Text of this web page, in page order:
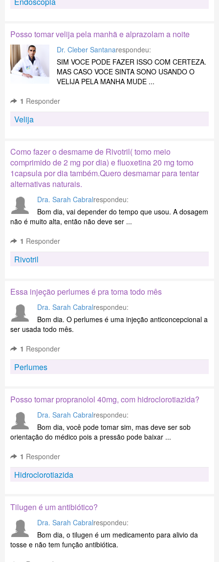
Posso tomar velija pela manhã e alprazolam a noite
Dr. Cleber Santanarespondeu:
SIM VOCE PODE FAZER ISSO COM CERTEZA.
MAS CASO VOCE SINTA SONO USANDO O
VELIJA PELA MANHA MUDE ...
1 Responder
Velija
Como fazer o desmame de Rivotril( tomo meio
comprimido de 2 mg por dia) e fluoxetina 20 mg tomo
1capsula por dia também.Quero desmamar para tentar
alternativas naturais.
Dra. Sarah Cabralrespondeu:
Bom dia, vai depender do tempo que usou. A dosagem
não é muito alta, então não deve ser ...
1 Responder
Rivotril
Essa injeção perlumes é pra toma todo mês
Dra. Sarah Cabralrespondeu:
Bom dia. O perlumes é uma injeção anticoncepcional a
ser usada todo mês.
1 Responder
Perlumes
Posso tomar propranolol 40mg, com hidroclorotiazida?
Dra. Sarah Cabralrespondeu:
Bom dia, você pode tomar sim, mas deve ser sob
orientação do médico pois a pressão pode baixar ...
1 Responder
Hidroclorotiazida
Tilugen é um antibiótico?
Dra. Sarah Cabralrespondeu:
Bom dia, o tilugen é um medicamento para alivio da
tosse e não tem função antibiótica.